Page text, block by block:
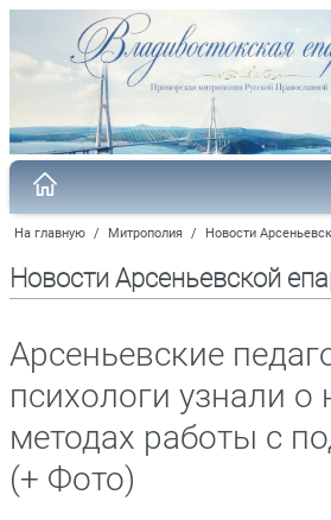
На главную / Митрополия / Новости
Новости Арсеньевской
Арсеньевские
психологи узнали о
методах работы с
(+ Фото)